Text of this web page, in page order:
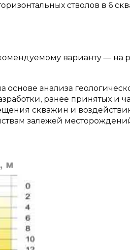
стволов в 6
варианту — на
анализа
ранее принятых и
скважин и воздействию
залежей